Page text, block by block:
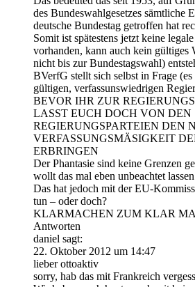
des Bundeswahlgesetzes sämtliche
deutsche Bundestag getroffen hat
Somit ist spätestens jetzt keine
vorhanden, kann auch kein gültiges
nicht bis zur Bundestagswahl)
BVerfG stellt sich selbst in Frage
gültigen, verfassunswiedrigen
BEVOR IHR ZUR
LASST EUCH DOCH VON DEN
REGIERUNGSPARTEIEN DEN
VERFASSUNGSMÄSIGKEIT
ERBRINGEN
Der Phantasie sind keine Grenzen
wollt das mal eben unbeachtet
Das hat jedoch mit der EU-
tun – oder doch?
KLARMACHEN ZUM KLAR
Antworten
daniel sagt:
22. Oktober 2012 um 14:47
lieber ottoaktiv
sorry, hab das mit Frankreich